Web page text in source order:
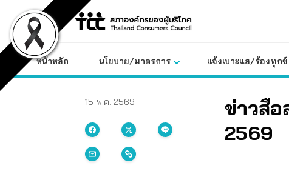
content
หน้าหลัก นโยบาย/มาตรการ แจ้งเบาะแส/ร้องทุกข์
15 พ.ค. 2569
ข่าวสื่อ
2569